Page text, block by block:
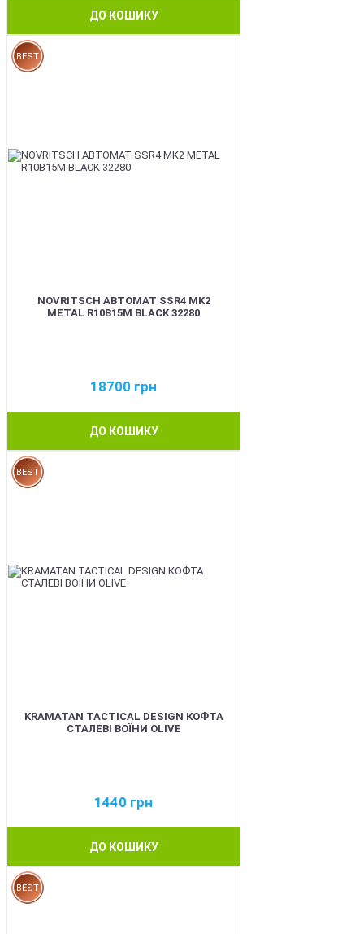
ДО КОШИКУ
BEST
NOVRITSCH АВТОМАТ SSR4 MK2
METAL R10B15M BLACK 32280
18700 грн
ДО КОШИКУ
BEST
KRAMATAN TACTICAL DESIGN КОФТА
СТАЛЕВІ ВОЇНИ OLIVE
1440 грн
ДО КОШИКУ
BEST